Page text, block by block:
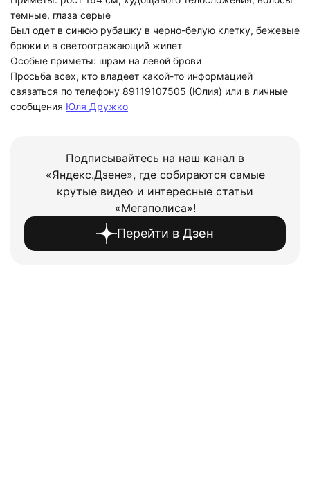
темные, глаза серые
Был одет в синюю рубашку в черно-белую клетку, бежевые
брюки и в светоотражающий жилет
Особые приметы: шрам на левой брови
Просьба всех, кто владеет какой-то информацией
связаться по телефону 89119107505 (Юлия) или в личные
сообщения Юля Дружко
Подписывайтесь на наш канал в
«Яндекс.Дзене», где собираются самые
крутые видео и интересные статьи
«Мегаполиса»!
Перейти в Дзен